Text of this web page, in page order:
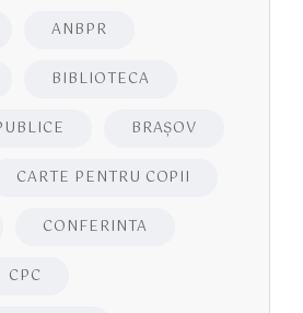
ANBPR
BIBLIOTECA
BRAŞOV
CARTE PENTRU COPII
CONFERINTA
CPC